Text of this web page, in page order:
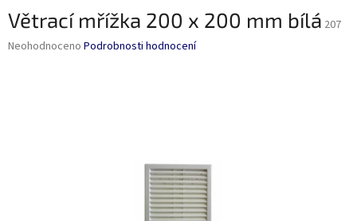
Větrací mřížka 200 x 200 mm bílá 207
Průměrné
Neohodnoceno Podrobnosti hodnocení